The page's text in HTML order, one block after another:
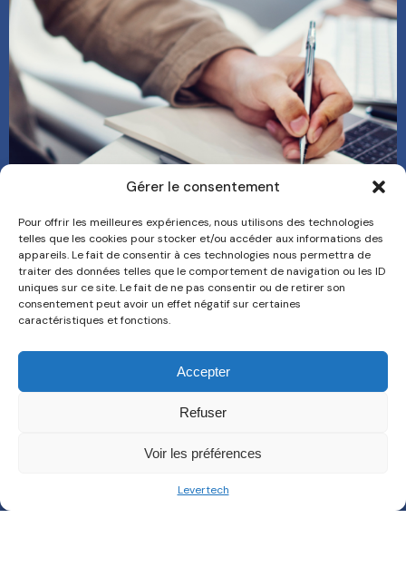
Gérer le consentement
Pour offrir les meilleures expériences, nous utilisons des technologies
telles que les cookies pour stocker et/ou accéder aux informations des
appareils. Le fait de consentir à ces technologies nous permettra de
traiter des données telles que le comportement de navigation ou les ID
uniques sur ce site. Le fait de ne pas consentir ou de retirer son
consentement peut avoir un effet négatif sur certaines
caractéristiques et fonctions.
Accepter
Refuser
Voir les préférences
Levertech
Acteur de
tion
Cons
ulting
Devel
oppe
ment
t
sition
Offre
Nous